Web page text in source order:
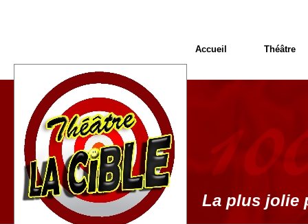
La plus jolie
Accueil Théâtre